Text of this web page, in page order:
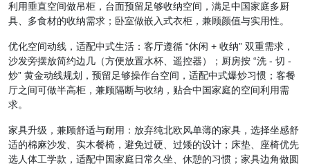
利用垂直空间做吊柜，台面预留足够收纳空间，满足中国家庭多厨
具、多食材的收纳需求；卧室做嵌入式衣柜，兼顾颜值与实用性。
优化空间动线，适配中式生活：客厅遵循 “休闲 + 收纳” 双重需求，
沙发旁摆放简约边几（方便放置水杯、遥控器）；厨房按 “洗 - 切 -
炒” 黄金动线规划，预留足够操作台空间，适配中式爆炒习惯；客餐
厅之间可做半高柜，兼顾隔断与收纳，贴合中国家庭的空间利用需
求。
家具升级，兼顾舒适与耐用：放弃纯北欧风单薄的家具，选择坐感舒
适的棉麻沙发、实木餐椅，避免过硬、过矮的设计；床垫、座椅优先
选人体工学款，适配中国家庭日常久坐、休憩的习惯；家具边角做圆